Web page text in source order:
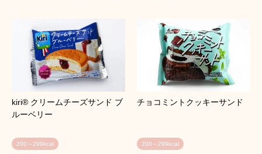
kiri® クリームチーズサンド ブ
ルーベリー
200～299kcal
チョコミントクッキーサンド
200～299kcal